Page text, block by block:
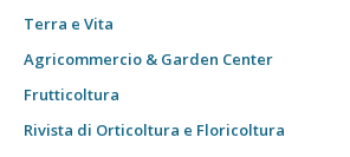
Terra e Vita
Agricommercio & Garden Center
Frutticoltura
Rivista di Orticoltura e Floricoltura